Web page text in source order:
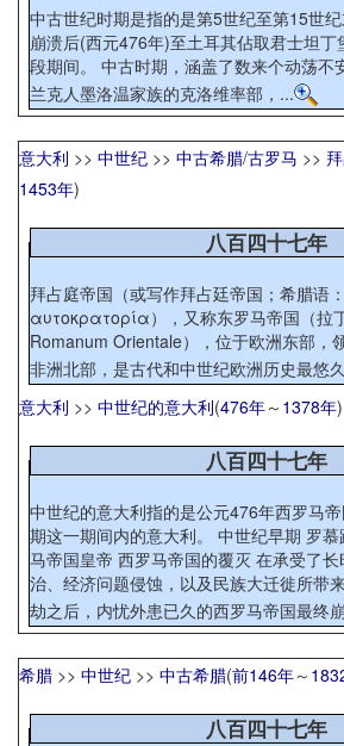
中古世纪时期是指的是第5世纪至第15世
崩溃后(西元476年)至土耳其佔取君士坦
段期间。 中古时期，涵盖了数来个动荡不安的年代： 486 年法
兰克人墨洛温家族的克洛维率部，...
意大利 >> 中世纪 >> 中古希腊/古罗马 >>
1453年)
八百四十七年
拜占庭帝国（或写作拜占廷帝国；希腊语
αυτοκρατορία），又称东罗马帝国（拉
Romanum Orientale），位于欧洲东部，
非洲北部，是古代和中世纪欧洲历史最悠
意大利 >> 中世纪的意大利(476年～ 1378年)
八百四十七年
中世纪的意大利指的是公元476年西罗马
期这一期间内的意大利。 中世纪早期 罗
马帝国皇帝 西罗马帝国的覆灭 在承受了
治、经济问题侵蚀，以及民族大迁徙所带
劫之后，内忧外患已久的西罗马帝国最终
希腊 >> 中世纪 >> 中古希腊(前146年～
八百四十七年